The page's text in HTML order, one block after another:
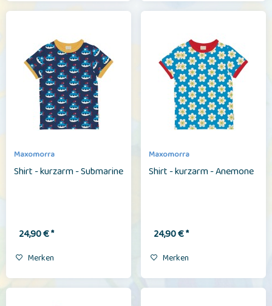
Maxomorra
Shirt - kurzarm - Submarine
24,90 € *
Merken
Maxomorra
Shirt - kurzarm - Anemone
24,90 € *
Merken